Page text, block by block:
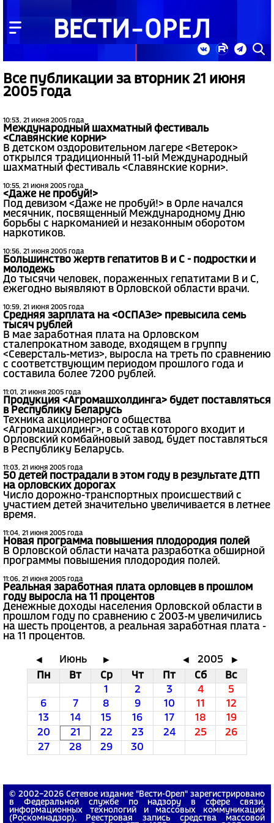
Все публикации за вторник 21 июня
2005 года
10:53, 21 июня 2005 года
Международный шахматный фестиваль
<Славянские корни>
В детском оздоровительном лагере <Ветерок>
открылся традиционный 11-ый Международный
шахматный фестиваль <Славянские корни>.
10:55, 21 июня 2005 года
<Даже не пробуй!>
Под девизом <Даже не пробуй!> в Орле начался
месячник, посвященный Международному Дню
борьбы с наркоманией и незаконным оборотом
наркотиков.
10:56, 21 июня 2005 года
Большинство жертв гепатитов В и С - подростки и
молодежь
До тысячи человек, пораженных гепатитами В и С,
ежегодно выявляют в Орловской области врачи.
10:59, 21 июня 2005 года
Средняя зарплата на <ОСПАЗе> превысила семь
тысяч рублей
В мае заработная плата на Орловском
сталепрокатном заводе, входящем в группу
<Северсталь-метиз>, выросла на треть по сравнению
с соответствующим периодом прошлого года и
составила более 7200 рублей.
11:01, 21 июня 2005 года
Продукция <Агромашхолдинга> будет поставляться
в Республику Беларусь
Техника акционерного общества
<Агромашхолдинг>, в состав которого входит и
Орловский комбайновый завод, будет поставляться
в Республику Беларусь.
11:03, 21 июня 2005 года
50 детей пострадали в этом году в результате ДТП
на орловских дорогах
Число дорожно-транспортных происшествий с
участием детей значительно увеличивается в летнее
время.
11:04, 21 июня 2005 года
Новая программа повышения плодородия полей
В Орловской области начата разработка обширной
программы повышения плодородия полей.
11:06, 21 июня 2005 года
Реальная заработная плата орловцев в прошлом
году выросла на 11 процентов
Денежные доходы населения Орловской области в
прошлом году по сравнению с 2003-м увеличились
на шесть процентов, а реальная заработная плата -
на 11 процентов.
◄ Июнь ► ◄ 2005
►
Пн
Вт Ср Чт Пт Сб
Вс
1
2 3 4
5
6
7 8 9 10 11
12
13
14 15 16 17 18
19
20
21 22 23 24 25
26
27
28 29 30
© 2002−2026 Сетевое издание "Вести-Орел" зарегистрировано
в Федеральной службе по надзору в сфере связи,
информационных технологий и массовых коммуникаций
(Роскомнадзор). Реестровая запись средства массовой